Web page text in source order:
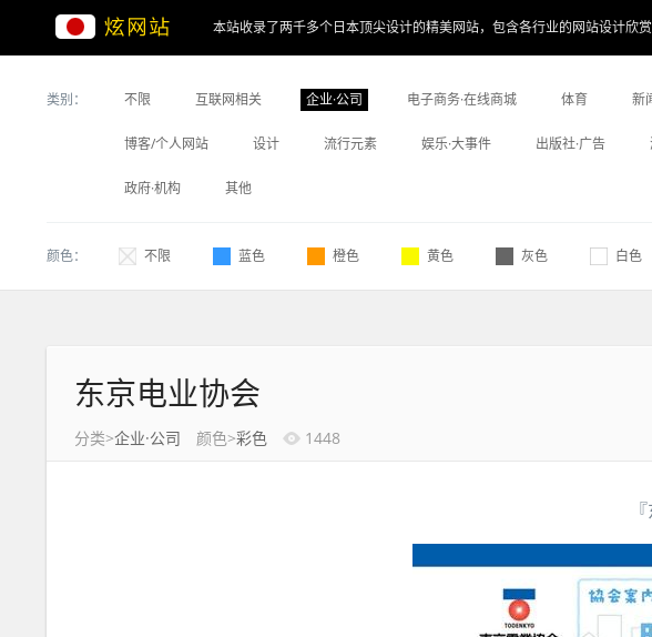
本站收录了两千多个日本顶尖设计的精美网站，包含各行业的网站设计欣赏
类别： 不限 互联网相关 企业·公司 电子商务·在线商城 体育 新
博客/个人网站 设计 流行元素 娱乐·大事件 出版社·广告
政府·机构 其他
颜色： 不限 蓝色 橙色 黄色 灰色 白色
东京电业协会
分类>企业·公司 颜色>彩色 1448